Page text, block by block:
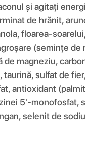
și agitați
de hrănit,
floarea-
(semințe
magneziu,
sulfat de
antioxidant
5'-
selenit de